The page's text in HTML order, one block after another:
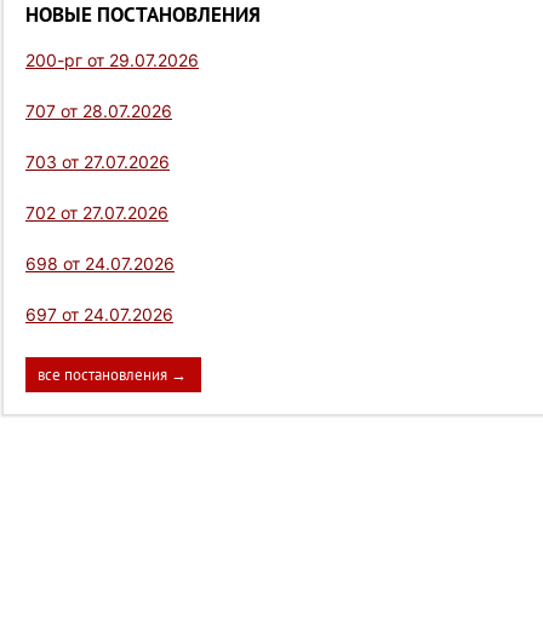
НОВЫЕ ПОСТАНОВЛЕНИЯ
200-рг от 29.07.2026
707 от 28.07.2026
703 от 27.07.2026
702 от 27.07.2026
698 от 24.07.2026
697 от 24.07.2026
все постановления →